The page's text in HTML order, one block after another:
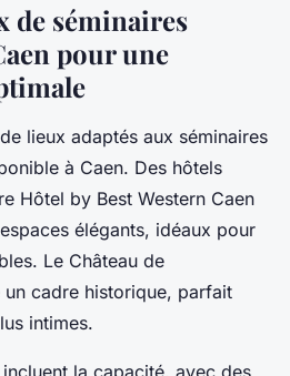
de séminaires
pour une
lieux adaptés aux séminaires
à Caen. Des hôtels
Hôtel by Best Western Caen
élégants, idéaux pour
Le Château de
un cadre historique, parfait
intimes.
la capacité, avec des